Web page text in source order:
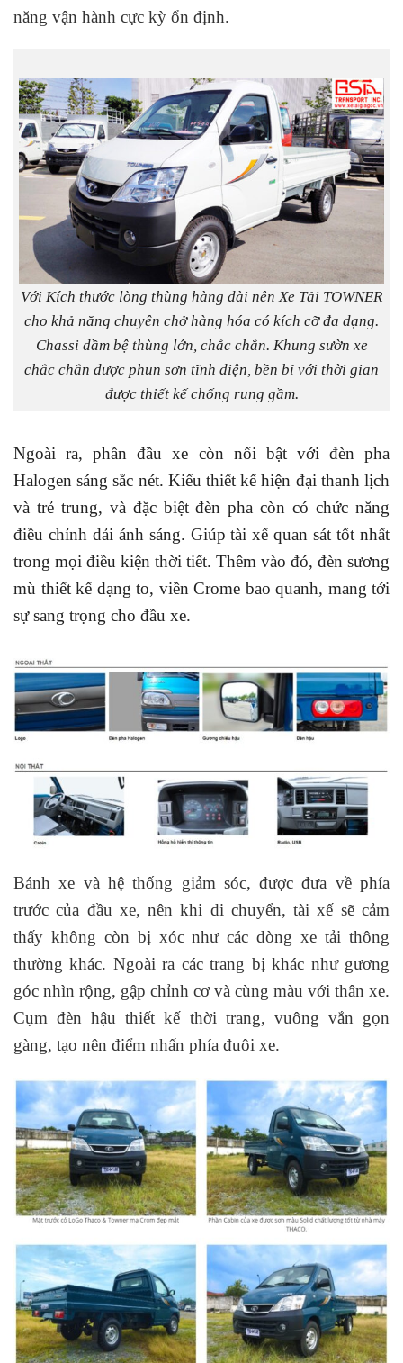
năng vận hành cực kỳ ổn định.
Với Kích thước lòng thùng hàng dài nên Xe Tải TOWNER
cho khả năng chuyên chở hàng hóa có kích cỡ đa dạng.
Chassi dầm bệ thùng lớn, chắc chắn. Khung sườn xe
chắc chắn được phun sơn tĩnh điện, bền bỉ với thời gian
được thiết kế chống rung gầm.
Ngoài ra, phần đầu xe còn nổi bật với đèn pha
Halogen sáng sắc nét. Kiểu thiết kế hiện đại thanh lịch
và trẻ trung, và đặc biệt đèn pha còn có chức năng
điều chỉnh dải ánh sáng. Giúp tài xế quan sát tốt nhất
trong mọi điều kiện thời tiết. Thêm vào đó, đèn sương
mù thiết kế dạng to, viền Crome bao quanh, mang tới
sự sang trọng cho đầu xe.
Bánh xe và hệ thống giảm sóc, được đưa về phía
trước của đầu xe, nên khi di chuyển, tài xế sẽ cảm
thấy không còn bị xóc như các dòng xe tải thông
thường khác. Ngoài ra các trang bị khác như gương
góc nhìn rộng, gập chỉnh cơ và cùng màu với thân xe.
Cụm đèn hậu thiết kế thời trang, vuông vắn gọn
gàng, tạo nên điểm nhấn phía đuôi xe.